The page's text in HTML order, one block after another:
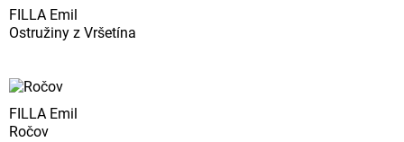
FILLA Emil
Ostružiny z Vršetína
FILLA Emil
Ročov